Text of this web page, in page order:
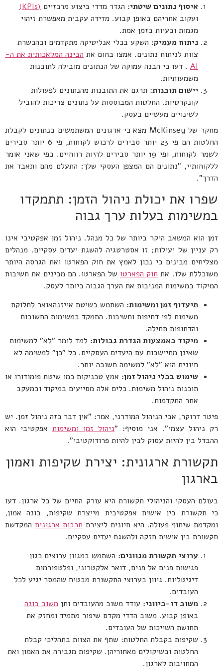
איסוף נתונים שיטתי: הגדר מדדי ביצוע מרכזיים (KPIs)
ועקוב אחריהם באופן קבוע. מדידה עקבית מאפשרת זיהוי
מגמות ובעיות בזמן אמת.
ניתוח מעמיק: השקע בכלי אנליטיקה מתקדמים ובהכשרת
צוות לניתוח נתונים. אמצו בחום את הבינה המלאכותית את ה-
AI . דעו כי הבנה עמוקה של הנתונים מובילה לתובנות
משמעותיות.
יישום תובנות: תרגם את התובנות מהנתונים לפעולות
קונקרטיות. החלטות המבוססות על נתונים צריכות להוביל
לשינויים מעשיים בעסק.
מחקר של McKinsey מצא כי ארגונים המשתמשים בנתונים לקבלת
החלטות הם פי 23 יותר סבירים לרכוש לקוחות, פי 6 יותר סבירים
לשמר לקוחות, ופי 19 יותר סבירים להיות רווחיים. כפי שאני אומר
ללקוחותיי, "נתונים הם המצפן העסקי שלך; התעלם מהם ותאבד את
הדרך".
שפרו את יכולת ניהול הזמן: תתמקדו
במשימות בעלות ערך גבוה
זמן הוא המשאב היקר ביותר של כל מנהל. ניהול זמן אפקטיבי אינו
רק עניין של יעילות; זו אסטרטגיה להשגת יעדים עסקיים. מנהלים
מצליחים מבינים כי נכון לאמץ את חוק הפארטו ואת הגרסה היותר
משוכללת שלו. את חוק הפארטו של הפארטו. הם מבינים את חשיבות
המיקוד במשימות המניבות את הערך הגבוה ביותר לעסק.
תיעדוף זמן ומשימות: השתמש בשיטת אייזנהאואר לחלוקת
משימות לפי דחיפות וחשיבות. התמקד במשימות החשובות
והדחופות תחילה.
מיקוד באמצעות הגדרת גבולות: למד לומר "לא" למשימות
שאינן מתיישבות עם היעדים העסקיים. כל "כן" למשימה לא
חיונית הוא "לא" למשימה חשובה יותר.
שימוש בכלי ניהול זמן: אמץ טכניקות כמו שיטת פומודורו או
תוכנות ניהול משימות. כלים אלה מסייעים במיקוד ובמעקב
אחר התקדמות.
פיטר דרוקר, אבי הניהול המודרני, אמר: "אין דבר כזה ניהול זמן. יש
רק ניהול עצמי". אני מוסיף: "ניהול זמן ומשימות אפקטיבי הוא
ההבדל בין להיות עסוק לבין להיות פרודוקטיבי".
תקשורת ארגונית: יצירת שקיפות ואמון
בארגון
בעולם העסקי והניהולי תקשורת היא עורק החיים של כל ארגון. דעו
כי תקשורת בין אישית אפקטיבית מייצרת שקיפות, בונה אמון,
ומקדמת שיתוף פעולה. היא חיונית ליצירת תרבות ארגונית המקדשת
תקשורת בין אישית חזקה ולהשגת יעדים עסקיים.
ערוצי תקשורת מגוונים: השתמש במגוון ערוצים כגון
פגישות פנים אל פנים, דואר אלקטרוני, ופלטפורמות
דיגיטליות. גיוון בערוצי התקשורת מבטיח שהמסר יגיע לכל
העובדים.
משוב דו-כיווני: עודד משוב מהעובדים ותן משוב בונה
באופן קבוע. משוב הדדי מקדם שיפור מתמיד ומחזק את
תחושת השייכות של העובדים.
שקיפות בקבלת החלטות: שתף את הצוות בתהליכי קבלת
החלטות ובשיקולים מאחוריהן. שקיפות מגבירה את האמון ואת
המחויבות לארגון.